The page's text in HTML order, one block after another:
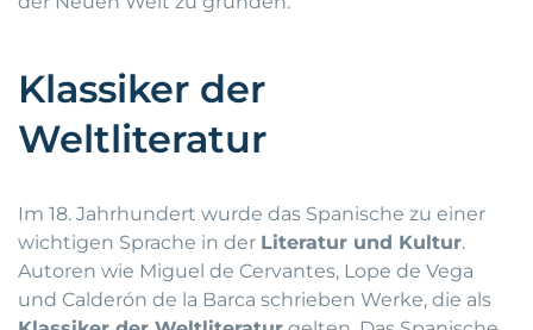
Klassiker der
Weltliteratur
Im 18. Jahrhundert wurde das Spanische zu einer
wichtigen Sprache in der Literatur und Kultur.
Autoren wie Miguel de Cervantes, Lope de Vega
und Calderón de la Barca schrieben Werke, die als